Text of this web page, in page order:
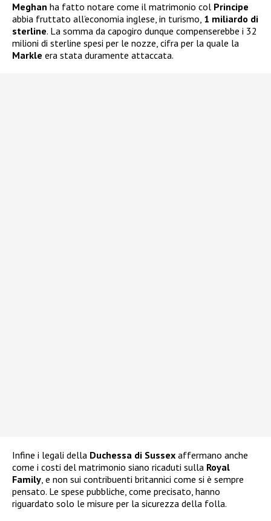
Meghan ha fatto notare come il matrimonio col Principe
abbia fruttato all’economia inglese, in turismo, 1 miliardo di
sterline. La somma da capogiro dunque compenserebbe i 32
milioni di sterline spesi per le nozze, cifra per la quale la
Markle era stata duramente attaccata.
Infine i legali della Duchessa di Sussex affermano anche
come i costi del matrimonio siano ricaduti sulla Royal
Family, e non sui contribuenti britannici come si è sempre
pensato. Le spese pubbliche, come precisato, hanno
riguardato solo le misure per la sicurezza della folla.